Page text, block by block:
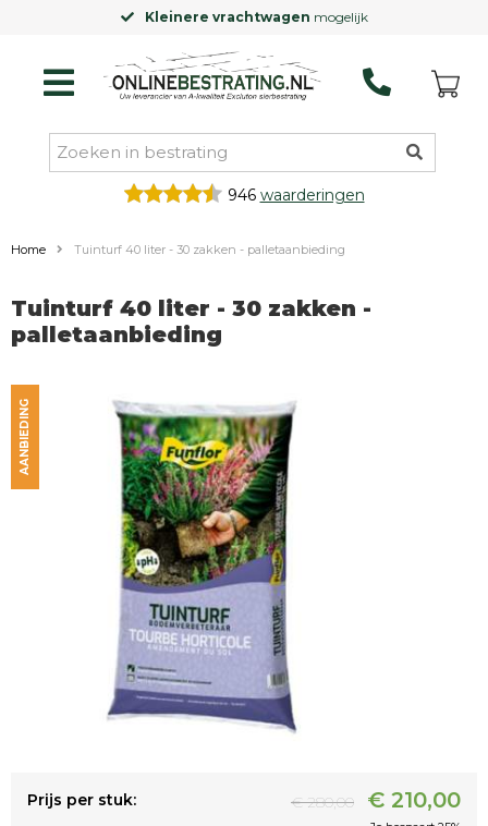
Kleinere vrachtwagen mogelijk
946 waarderingen
Home Tuinturf 40 liter - 30 zakken - palletaanbieding
Tuinturf 40 liter - 30 zakken -
palletaanbieding
AANBIEDING
Prijs per stuk: € 280,00 € 210,00